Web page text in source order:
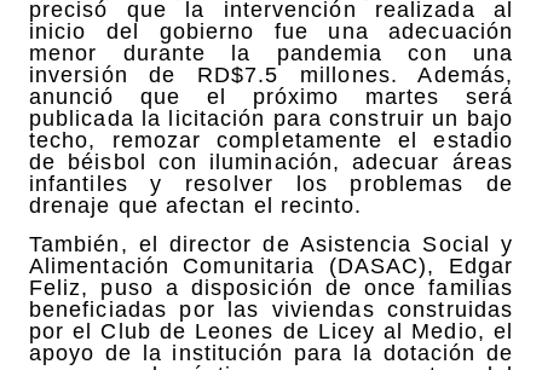
precisó que la intervención realizada al
inicio del gobierno fue una adecuación
menor durante la pandemia con una
inversión de RD$7.5 millones. Además,
anunció que el próximo martes será
publicada la licitación para construir un bajo
techo, remozar completamente el estadio
de béisbol con iluminación, adecuar áreas
infantiles y resolver los problemas de
drenaje que afectan el recinto.
También, el director de Asistencia Social y
Alimentación Comunitaria (DASAC), Edgar
Feliz, puso a disposición de once familias
beneficiadas por las viviendas construidas
por el Club de Leones de Licey al Medio, el
apoyo de la institución para la dotación de